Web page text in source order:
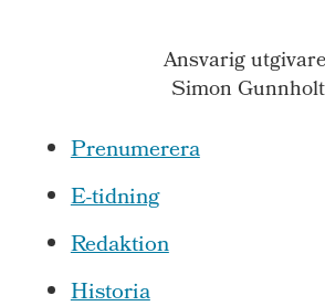
Ansvarig
Simon Gunnholt
Prenumerera
E-tidning
Redaktion
Historia